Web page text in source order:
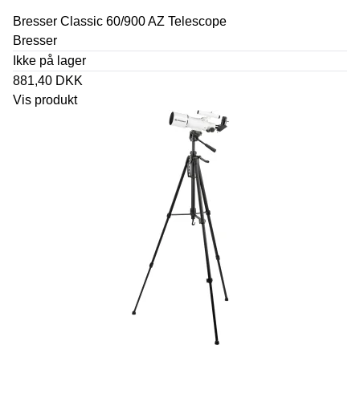
Bresser Classic 60/900 AZ Telescope
Bresser
Ikke på lager
881,40 DKK
Vis produkt